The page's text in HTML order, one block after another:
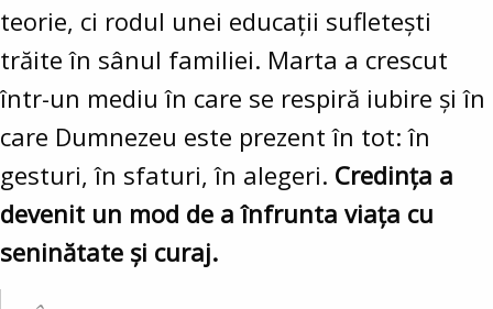
teorie, ci rodul unei educații sufletești
trăite în sânul familiei. Marta a crescut
într-un mediu în care se respiră iubire și în
care Dumnezeu este prezent în tot: în
gesturi, în sfaturi, în alegeri. Credința a
devenit un mod de a înfrunta viața cu
seninătate și curaj.